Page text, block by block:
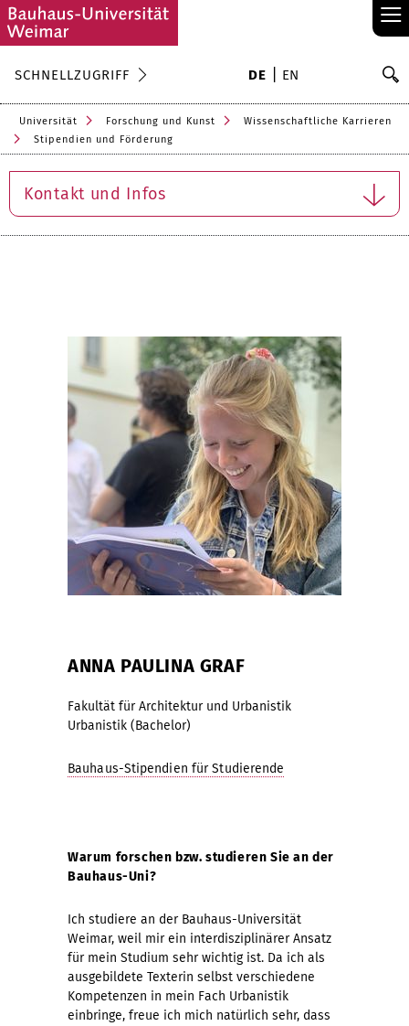
≡
SCHNELLZUGRIFF DE EN
Universität Forschung und Kunst
Wissenschaftliche Karrieren
Stipendien und Förderung
Kontakt und Infos
ANNA PAULINA GRAF
Fakultät für Architektur und Urbanistik
Urbanistik (Bachelor)
Bauhaus-Stipendien für Studierende
Warum forschen bzw. studieren Sie an der
Bauhaus-Uni?
Ich studiere an der Bauhaus-Universität
Weimar, weil mir ein interdisziplinärer Ansatz
für mein Studium sehr wichtig ist. Da ich als
ausgebildete Texterin selbst verschiedene
Kompetenzen in mein Fach Urbanistik
einbringe, freue ich mich natürlich sehr, dass